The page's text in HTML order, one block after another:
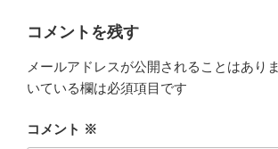
ー
コメントを残す
メールアドレスが公開されることはありま
いている欄は必須項目です
コメント ※